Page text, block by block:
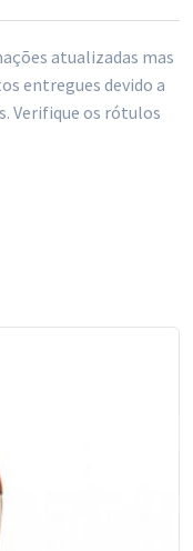
atualizadas mas
entregues devido a
Verifique os rótulos